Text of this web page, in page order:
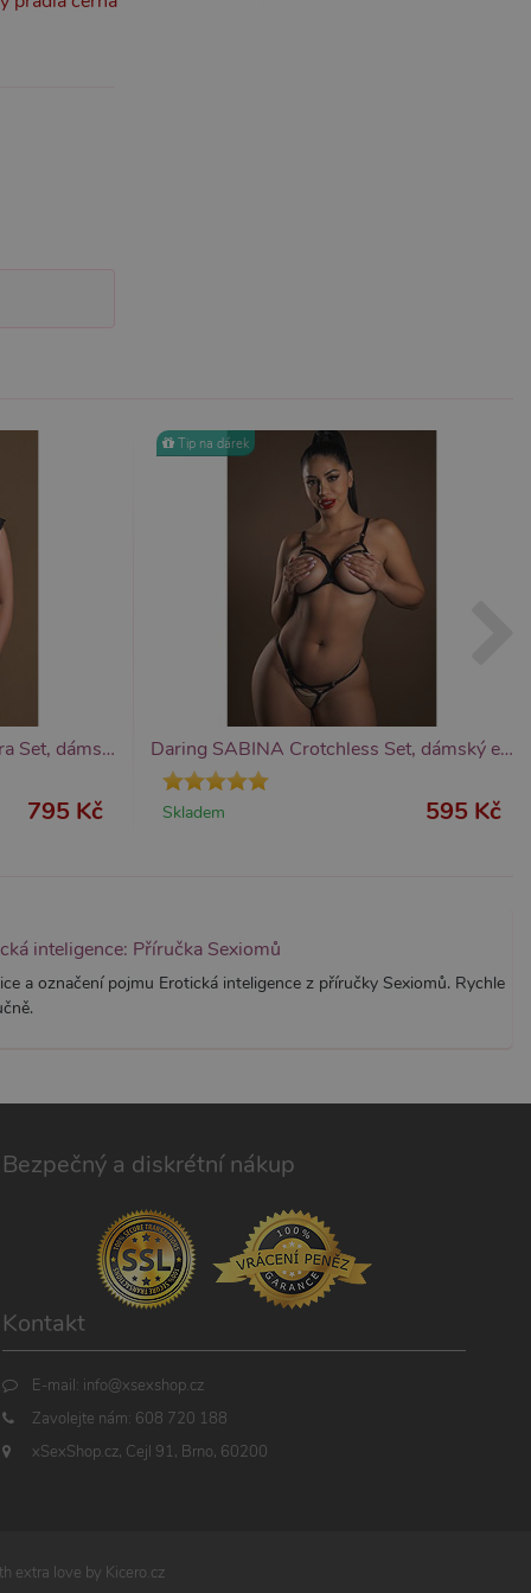
Daring Wetlook Two-Piece Bra Set, dámský erotický set
795 Kč
Tip na dárek
Daring SABINA Crotchless Set, dámský erotický komplet
Skladem 595 Kč
inteligence: Příručka Sexiomů
a označení pojmu Erotická inteligence z příručky Sexiomů. Rychle
Bezpečný a diskrétní nákup
Kontakt
E-mail: info@xsexshop.cz
Zavolejte nám: 608 720 188
xSexShop.cz, Cejl 91, Brno, 60200
extra love by Kicero.cz
pro správnou
aktualizace běžněji
uživatelů
každého požadavku na
analytické přehledy
používaného k